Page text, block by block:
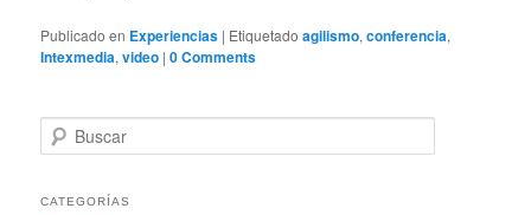
Publicado en Experiencias | Etiquetado agilismo,conferencia,
Intexmedia,video |0 Comments
u
c
CATEGORÍAS